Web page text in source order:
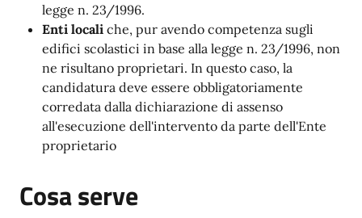
legge n. 23/1996.
Enti locali che, pur avendo competenza sugli
edifici scolastici in base alla legge n. 23/1996, non
ne risultano proprietari. In questo caso, la
candidatura deve essere obbligatoriamente
corredata dalla dichiarazione di assenso
all'esecuzione dell'intervento da parte dell'Ente
proprietario
Cosa serve